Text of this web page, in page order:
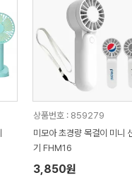
상품번호 : 859279
미모아 초경량 목걸이 미니
기 FHM16
3,850원